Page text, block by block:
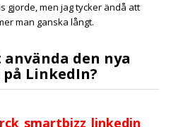
gjorde, men jag tycker ändå att
man ganska långt.
den nya
LinkedIn?